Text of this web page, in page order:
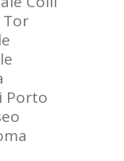
Tor
Porto